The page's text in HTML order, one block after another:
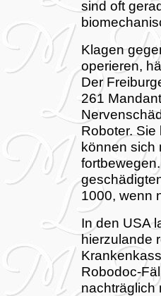
sind oft
Klagen
operieren,
Der
261
Roboter.
können sich
1000, wenn
In den USA
hierzulande
Robodoc-
nachträglich